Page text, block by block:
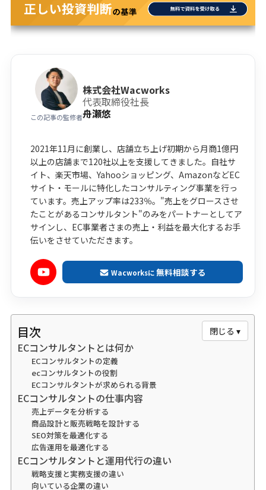
この記事の監修者
株式会社Wacworks
代表取締役社長
舟瀬悠
2021年11月に創業し、店舗立ち上げ初期から月商1億円
以上の店舗まで120社以上を支援してきました。自社サ
イト、楽天市場、Yahooショッピング、AmazonなどEC
サイト・モールに特化したコンサルティング事業を行っ
ています。売上アップ率は233％。"売上をグロースさせ
たことがあるコンサルタント"のみをパートナーとしてア
サインし、EC事業者さまの売上・利益を最大化するお手
伝いをさせていただきます。
Wacworksに無料相談する
目次 閉じる ▾
ECコンサルタントとは何か
ECコンサルタントの定義
ecコンサルタントの役割
ECコンサルタントが求められる背景
ECコンサルタントの仕事内容
売上データを分析する
商品設計と販売戦略を設計する
SEO対策を最適化する
広告運用を最適化する
ECコンサルタントと運用代行の違い
戦略支援と実務支援の違い
向いている企業の違い